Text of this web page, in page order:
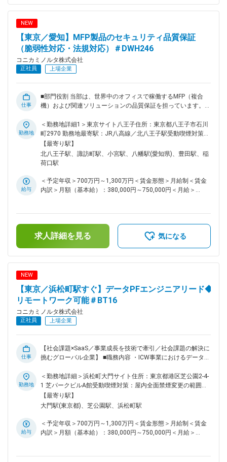
力： ◎情報機器事業はコニカミノルタグループの中で売上・
行い、目標達成に導く役割を担っています。 ◎事業管理業務
の生産性向上に向けた業務改革の実践を通じて、管理会計や財
務会計に関する高度な知識・スキルを習得しながら、事業価値
の向上に直接貢献することができます。 ◎販売、生産、開
発、品証、CSといった様々な部門とのコミュニケーションを
通じて、幅広い社内人脈を構築できます。 ■応募者へのメッセ
す。事業管理の在り方も変革が必要となっており、AIを使った
自動化や、新しい会計制度への対応、生産性を上げる為の業務
管理業務に加え、これらの戦略的な変革を一緒に推進してみま
せんか？ 新しい事にチャレンジし、自身のキャリア開発と共
に、仕組みや組織の在り方などを変えていく事に関心がある方
を歓迎します。 変更の範囲：会社の定める業務
NEW
【東京／愛知】MFP製品のセキュリティ品質保証
（脆弱性対応・法規対応）＃DWH246
コニカミノルタ株式会社
正社員 上場企業
仕事
■部門役割 当部は、世界中のオフィスで稼働するMFP（複合
機）および関連ソリューションの品質保証を担っています。
ないための「信頼」を担保することがミッションです。 ■解決
したい課題 現在、製品の多機能化に伴い、監視すべきソフト
ウェアコンポーネントやOSSが膨大になっているため、次のよ
うな課題があります。 これらを解決し、脆弱性対応の迅速化
と判断プロセスの高度化を実現することを期待しています。
術的かつ論理的」に評価する体制の強化 ・開発部門や企画部
門に対し、リスクの大きさに基づいた修正の要否・優先順位を
品質計画立案 ■仕事内容 MFP（複合機）および関連ソフトウェ
アの品質保証を担う部門にて、脆弱性対応およびセキュリティ
法規対応の推進リーダーをお任せします。 ＜具体的には＞ ・
脆弱性情報の収集・影響評価 PSIRTや外部機関からの情報を
方針の策定と推進 開発部門（ファームウェア／ソフトウェ
ネジメント 各国のセキュリティ関連法規（米国、欧州等）へ
の適合状況を管理し、新製品の市場投入に向けた品質基準をク
版ソフトウェアの実機検証計画を立案し、品質への副作用がな
いかを確認する進行管理 ■魅力 ・社会インフラを支える責任
感 世界中の企業活動を支えるMFPのセキュリティを守ること
が企業の信頼を守っている」という確かな手応えがあります。
・技術と経営をつなぐ役割 単に手を動かすだけでなく、技術
しての判断を導く高度なスキルが身につきます。 ・長期的な
キャリア形成 腰を据えて技術に向き合える環境です。ベテラ
ン層が厚い組織の中で、着実に専門性を深めていただけます。
変更の範囲：会社の定める業務
勤務地
＜勤務地詳細1＞東京サイト八王子住所：東京都八王子市石川
町2970 勤務地最寄駅：JR八高線／北八王子駅受動喫煙対策：
屋内全面禁煙＜勤務地詳細2＞瑞穂サイト住所：愛知県豊川市
穂ノ原3-22-1 勤務地最寄駅：名鉄豊川線／諏訪町駅受動喫煙
対策：屋内全面禁煙変更の範囲：会社の定める事業所（リモー
【最寄り駅】
北八王子駅、諏訪町駅、小宮駅、八幡駅(愛知県)、豊田駅、稲
荷口駅
給与
＜予定年収＞700万円～1,300万円＜賃金形態＞月給制＜賃金
内訳＞月額（基本給）：380,000円～750,000円＜月給＞
り、選考を通じて上下する可能性があります。月給(月額)は固
定手当を含めた表記です。
求人詳細を見る 気になる
NEW
【東京／浜松町駅すぐ】データPFエンジニアリード◆
リモートワーク可能＃BT16
コニカミノルタ株式会社
正社員 上場企業
仕事
【社会課題×SaaS／事業成長を技術で牽引／社会課題の解決に
挑むグローバル企業】 ■職務内容 ・ICW事業におけるデータプ
全体リード ・Databricksを中核としたLakehouse型データ基盤
の設計方針策定・アーキテクチャ設計・最適化 ・データ基盤
における非機能要件（スケーラビリティ、可用性、セキュリテ
ィ、コスト）の設計および統括 ・各プロダクトおよび業務シ
グ含む） ・データパイプライン設計・実装における技術的意
思決定およびレビュー ・データ品質・監視・運用設計の方針
およびクラウド基盤のコスト最適化方針の策定・管理 ・Data
勤務地
＜勤務地詳細＞浜松町大門サイト住所：東京都港区芝公園2-4-
1 芝パークビルA館受動喫煙対策：屋内全面禁煙変更の範囲：
会社の定める事業所（リモートワーク含む）
【最寄り駅】
大門駅(東京都)、芝公園駅、浜松町駅
給与
＜予定年収＞700万円～1,300万円＜賃金形態＞月給制＜賃金
内訳＞月額（基本給）：380,000円～750,000円＜月給＞